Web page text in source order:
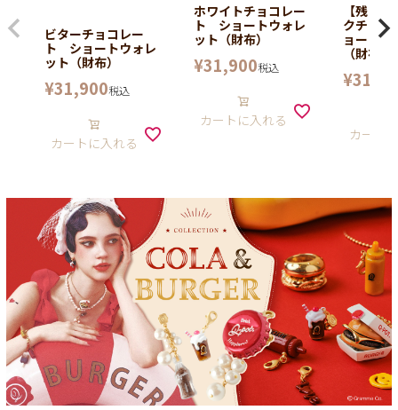
ビターチョコレー
ト ショートウォレ
ット（財布）
¥31,900税込
カートに入れる
ホワイトチョコレー
ト ショートウォレ
ット（財布）
¥31,900税込
カートに入れる
【残り1
クチョ
ョートウ
（財布）
¥
カート